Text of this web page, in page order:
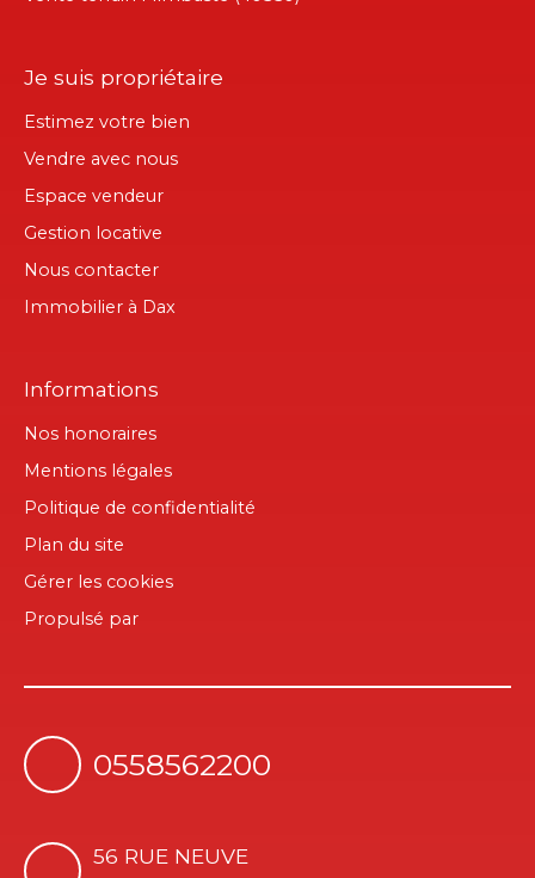
Je suis propriétaire
Estimez votre bien
Vendre avec nous
Espace vendeur
Gestion locative
Nous contacter
Immobilier à Dax
Informations
Nos honoraires
Mentions légales
Politique de confidentialité
Plan du site
Gérer les cookies
Propulsé par
0558562200
56 RUE NEUVE